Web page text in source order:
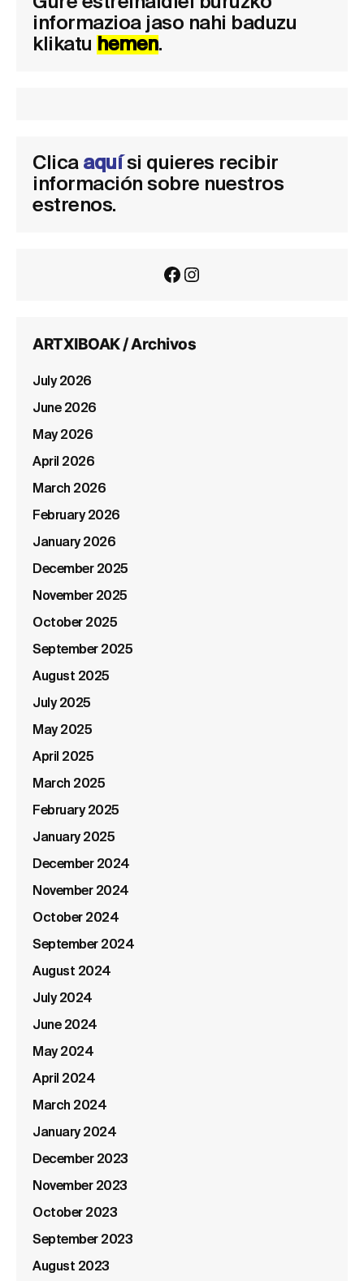
informazioa jaso nahi baduzu
klikatu hemen.
Clica aquísi quieres recibir
información sobre nuestros
estrenos.
Facebook
Instagram
ARTXIBOAK / Archivos
July 2026
June 2026
May 2026
April 2026
March 2026
February 2026
January 2026
December 2025
November 2025
October 2025
September 2025
August 2025
July 2025
May 2025
April 2025
March 2025
February 2025
January 2025
December 2024
November 2024
October 2024
September 2024
August 2024
July 2024
June 2024
May 2024
April 2024
March 2024
January 2024
December 2023
November 2023
October 2023
September 2023
August 2023